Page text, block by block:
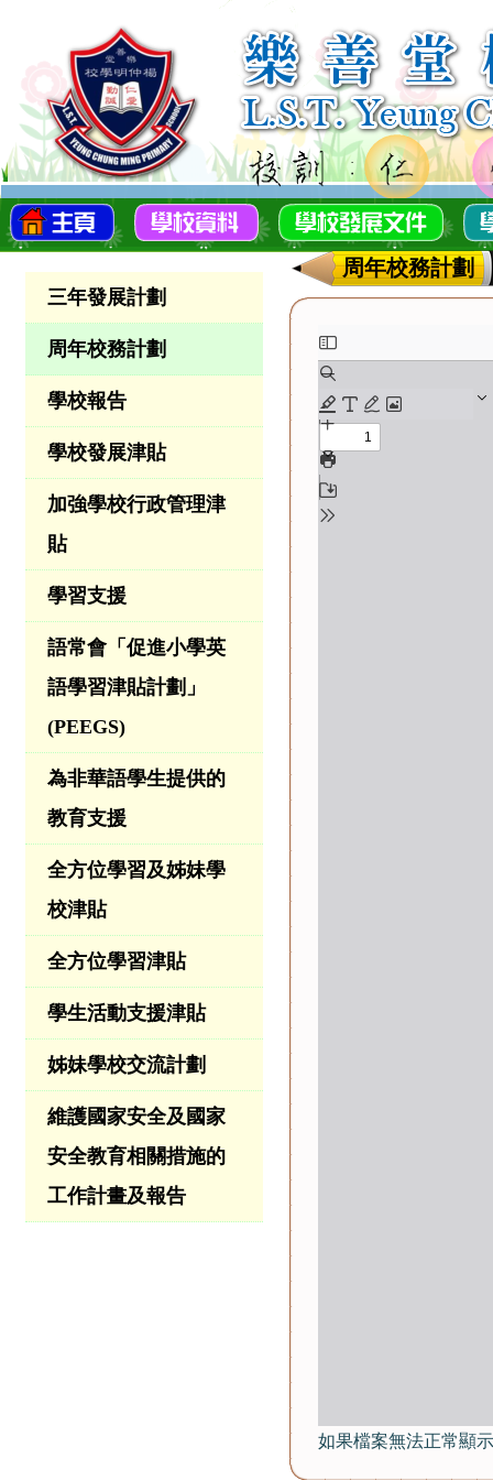
三年發展計劃
周年校務計劃
學校報告
學校發展津貼
加強學校行政管理津
貼
學習支援
語常會「促進小學英
語學習津貼計劃」
(PEEGS)
為非華語學生提供的
教育支援
全方位學習及姊妹學
校津貼
全方位學習津貼
學生活動支援津貼
姊妹學校交流計劃
維護國家安全及國家
安全教育相關措施的
工作計畫及報告
周年校務計劃
如果檔案無法正常顯